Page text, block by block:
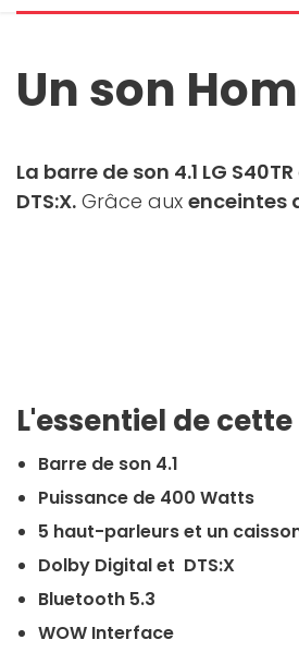
Un son
La barre de son 4.1 LG S40TR
DTS:X. Grâce aux enceintes
L'essentiel de
Barre de son 4.1
Puissance de 400 Watts
5 haut-parleurs et un
Dolby Digital et DTS:X
Bluetooth 5.3
WOW Interface